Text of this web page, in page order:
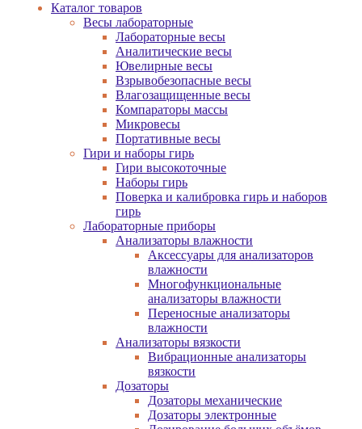
Каталог товаров
Весы лабораторные
Лабораторные весы
Аналитические весы
Ювелирные весы
Взрывобезопасные весы
Влагозащищенные весы
Компараторы массы
Микровесы
Портативные весы
Гири и наборы гирь
Гири высокоточные
Наборы гирь
Поверка и калибровка гирь и наборов
гирь
Лабораторные приборы
Анализаторы влажности
Аксессуары для анализаторов
влажности
Многофункциональные
анализаторы влажности
Переносные анализаторы
влажности
Анализаторы вязкости
Вибрационные анализаторы
вязкости
Дозаторы
Дозаторы механические
Дозаторы электронные